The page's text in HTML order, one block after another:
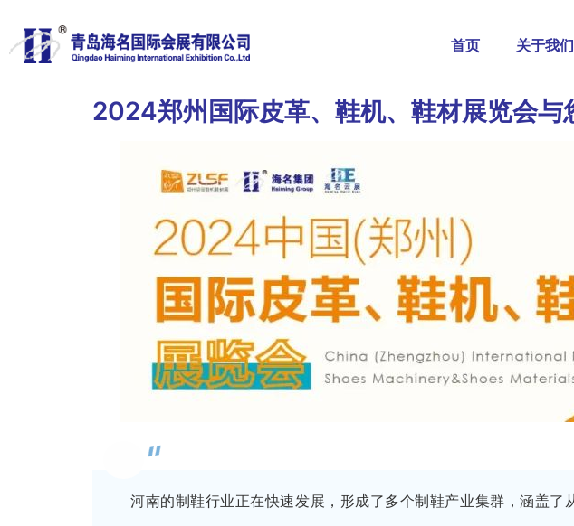
首页 关于我们
2024郑州国际皮革、鞋机、鞋材展览会与
河南的制鞋行业正在快速发展，形成了多个制鞋产业集群，涵盖了